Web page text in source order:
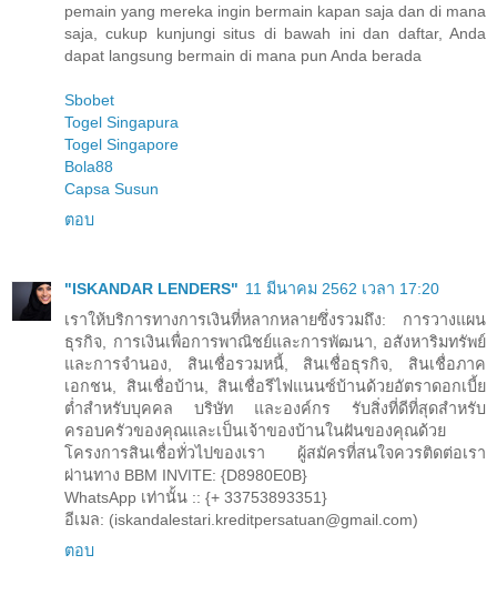
pemain yang mereka ingin bermain kapan saja dan di mana
saja, cukup kunjungi situs di bawah ini dan daftar, Anda
dapat langsung bermain di mana pun Anda berada
Sbobet
Togel Singapura
Togel Singapore
Bola88
Capsa Susun
ตอบ
"ISKANDAR LENDERS" 11 มีนาคม 2562 เวลา 17:20
เราให้บริการทางการเงินที่หลากหลายซึ่งรวมถึง: การวางแผน
ธุรกิจ, การเงินเพื่อการพาณิชย์และการพัฒนา, อสังหาริมทรัพย์
และการจำนอง, สินเชื่อรวมหนี้, สินเชื่อธุรกิจ, สินเชื่อภาค
เอกชน, สินเชื่อบ้าน, สินเชื่อรีไฟแนนซ์บ้านด้วยอัตราดอกเบี้ย
ต่ำสำหรับบุคคล บริษัท และองค์กร รับสิ่งที่ดีที่สุดสำหรับ
ครอบครัวของคุณและเป็นเจ้าของบ้านในฝันของคุณด้วย
โครงการสินเชื่อทั่วไปของเรา ผู้สมัครที่สนใจควรติดต่อเรา
ผ่านทาง BBM INVITE: {D8980E0B}
WhatsApp เท่านั้น :: {+ 33753893351}
อีเมล: (iskandalestari.kreditpersatuan@gmail.com)
ตอบ